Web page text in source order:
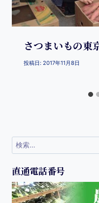
さつまいもの東
投稿日: 2017年11月8日
直通電話番号